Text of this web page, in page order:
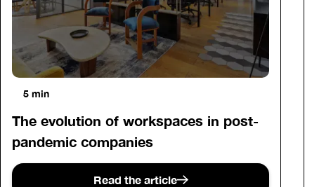
5 min
The evolution of workspaces in post-
pandemic companies
Read the article